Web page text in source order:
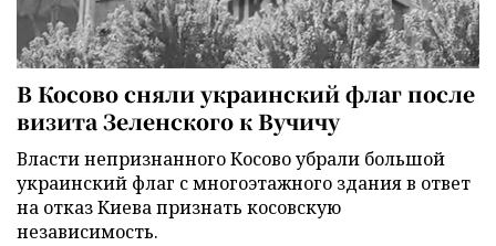
В Косово сняли украинский флаг после
визита Зеленского к Вучичу
Власти непризнанного Косово убрали большой
украинский флаг с многоэтажного здания в ответ
на отказ Киева признать косовскую
независимость.